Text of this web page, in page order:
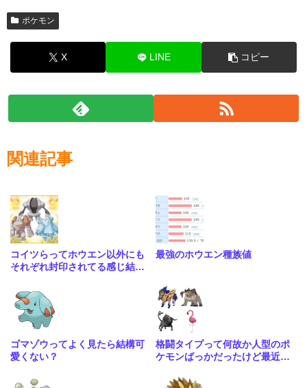
ポケモン
X LINE コピー
関連記事
コイツらってホウエン以外にも
それぞれ封印されてる感じ結構
最強のホウエン種族値
ゴマゾウってよく見たら結構可
愛くない？
格闘タイプって何故か人型のポ
ケモンばっかだったけど最近は
も増えてきたね